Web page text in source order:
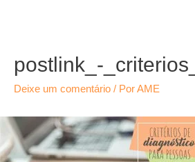
postlink_-
Deixe um comentário / PorAME